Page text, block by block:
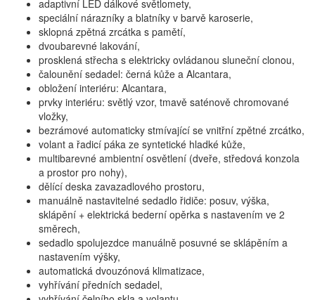
adaptivní LED dálkové světlomety,
speciální nárazníky a blatníky v barvě karoserie,
sklopná zpětná zrcátka s pamětí,
dvoubarevné lakování,
prosklená střecha s elektricky ovládanou sluneční clonou,
čalounění sedadel: černá kůže a Alcantara,
obložení interiéru: Alcantara,
prvky interiéru: světlý vzor, tmavě saténově chromované
vložky,
bezrámové automaticky stmívající se vnitřní zpětné zrcátko,
volant a řadicí páka ze syntetické hladké kůže,
multibarevné ambientní osvětlení (dveře, středová konzola
a prostor pro nohy),
dělící deska zavazadlového prostoru,
manuálně nastavitelné sedadlo řidiče: posuv, výška,
sklápění + elektrická bederní opěrka s nastavením ve 2
směrech,
sedadlo spolujezdce manuálně posuvné se sklápěním a
nastavením výšky,
automatická dvouzónová klimatizace,
vyhřívání předních sedadel,